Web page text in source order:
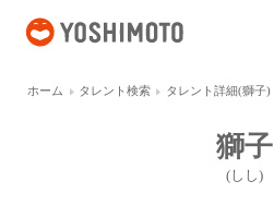
ホーム タレント検索 タレント詳細(獅子)
獅子
(しし)